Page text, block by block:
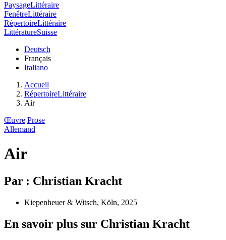
PaysageLittéraire
FenêtreLittéraire
RépertoireLittéraire
LittératureSuisse
Deutsch
Français
Italiano
Accueil
RépertoireLittéraire
Air
Œuvre Prose
Allemand
Air
Par : Christian Kracht
Kiepenheuer & Witsch, Köln, 2025
En savoir plus sur Christian Kracht